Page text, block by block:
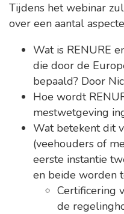
Tijdens het webinar
over een aantal
Wat is RENURE
die door de
bepaald? Door
Hoe wordt
mestwetgeving
Wat betekent dit
(veehouders of
eerste instantie
en beide worden
Certificering
de